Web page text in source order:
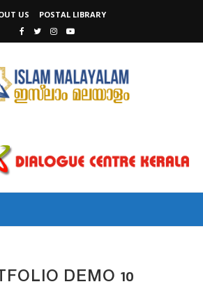
US POSTAL LIBRARY
DEMO 10